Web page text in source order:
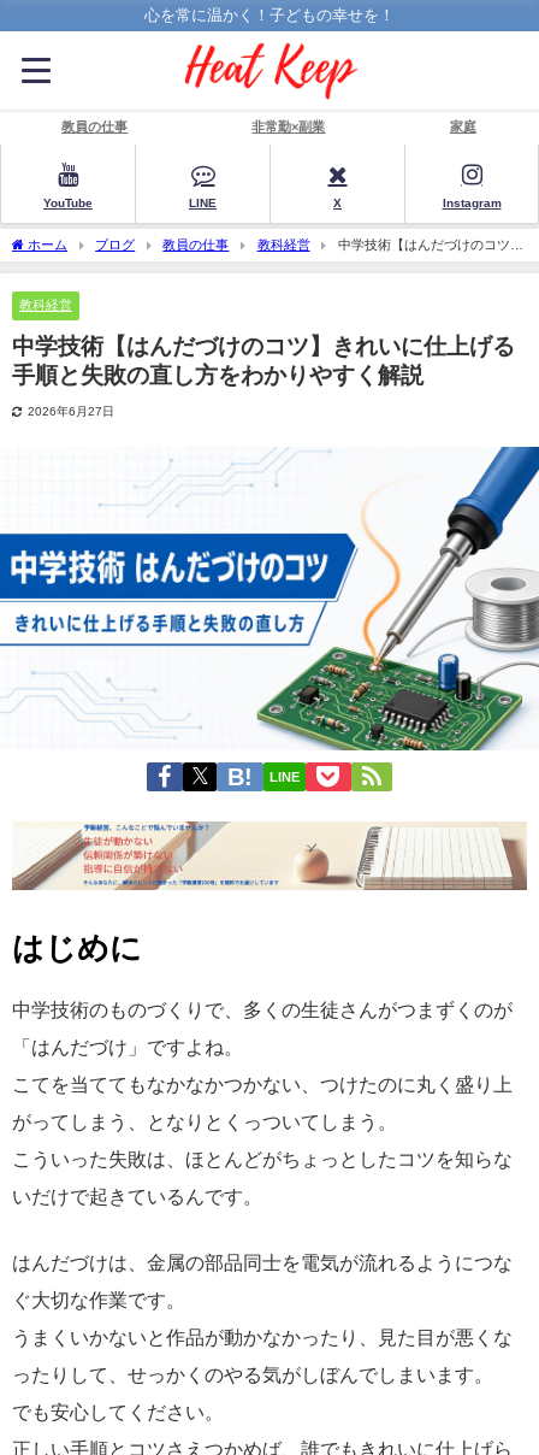
心を常に温かく！子どもの幸せを！
教員の仕事 非常勤×副業 家庭
YouTube LINE X Instagram
ホーム ブログ 教員の仕事 教科経営
中学技術【はんだづけのコツ】
きれいに仕上げる手順と失敗の直し方をわかりやすく解説
教科経営
中学技術【はんだづけのコツ】きれいに仕上げる
手順と失敗の直し方をわかりやすく解説
2026年6月27日
LINE
はじめに
中学技術のものづくりで、多くの生徒さんがつまずくのが
「はんだづけ」ですよね。
こてを当ててもなかなかつかない、つけたのに丸く盛り上
がってしまう、となりとくっついてしまう。
こういった失敗は、ほとんどがちょっとしたコツを知らな
いだけで起きているんです。
はんだづけは、金属の部品同士を電気が流れるようにつな
ぐ大切な作業です。
うまくいかないと作品が動かなかったり、見た目が悪くな
ったりして、せっかくのやる気がしぼんでしまいます。
でも安心してください。
正しい手順とコツさえつかめば、誰でもきれいに仕上げら